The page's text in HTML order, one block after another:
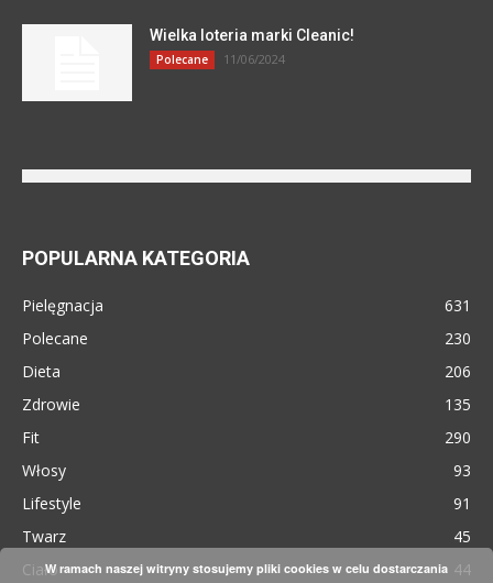
Wielka loteria marki Cleanic!
Polecane 11/06/2024
POPULARNA KATEGORIA
Pielęgnacja
631
Polecane
230
Dieta
206
Zdrowie
135
Fit
290
Włosy
93
Lifestyle
91
Twarz
45
Ciało
44
W ramach naszej witryny stosujemy pliki cookies w celu dostarczania